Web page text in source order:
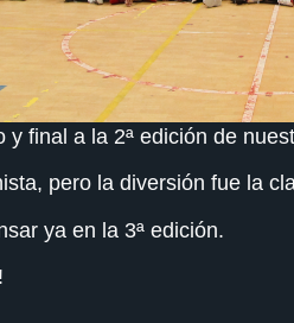
final a la 2ª edición de
pero la diversión fue la
ya en la 3ª edición.